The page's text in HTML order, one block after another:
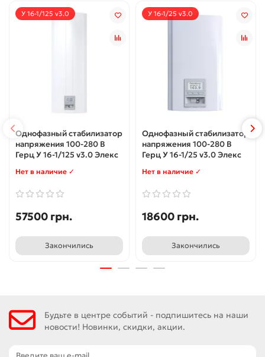
У 16-1/125 v3.0
Однофазный стабилизатор
напряжения 100-280 В
Герц У 16-1/125 v3.0 Элекс
Нет в наличие ✓
57500 грн.
Закончились
У 16-1/25 v3.0
Однофазный стабилизатор
напряжения 100-280 В
Герц У 16-1/25 v3.0 Элекс
Нет в наличие ✓
18600 грн.
Закончились
Будьте в центре событий - подпишитесь на наши
новости! Новинки, скидки, акции.